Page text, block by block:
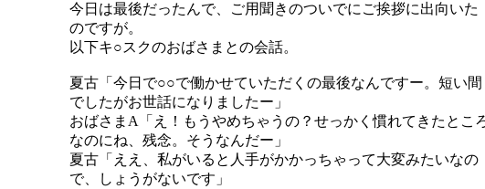
今日は最後だったんで、ご用聞きのついでにご挨拶に出向いた
のですが。
以下キ○スクのおばさまとの会話。
夏古「今日で○○で働かせていただくの最後なんですー。短い間
でしたがお世話になりましたー」
おばさまA「え！もうやめちゃうの？せっかく慣れてきたとこ
なのにね、残念。そうなんだー」
夏古「ええ、私がいると人手がかかっちゃって大変みたいなの
で、しょうがないです」